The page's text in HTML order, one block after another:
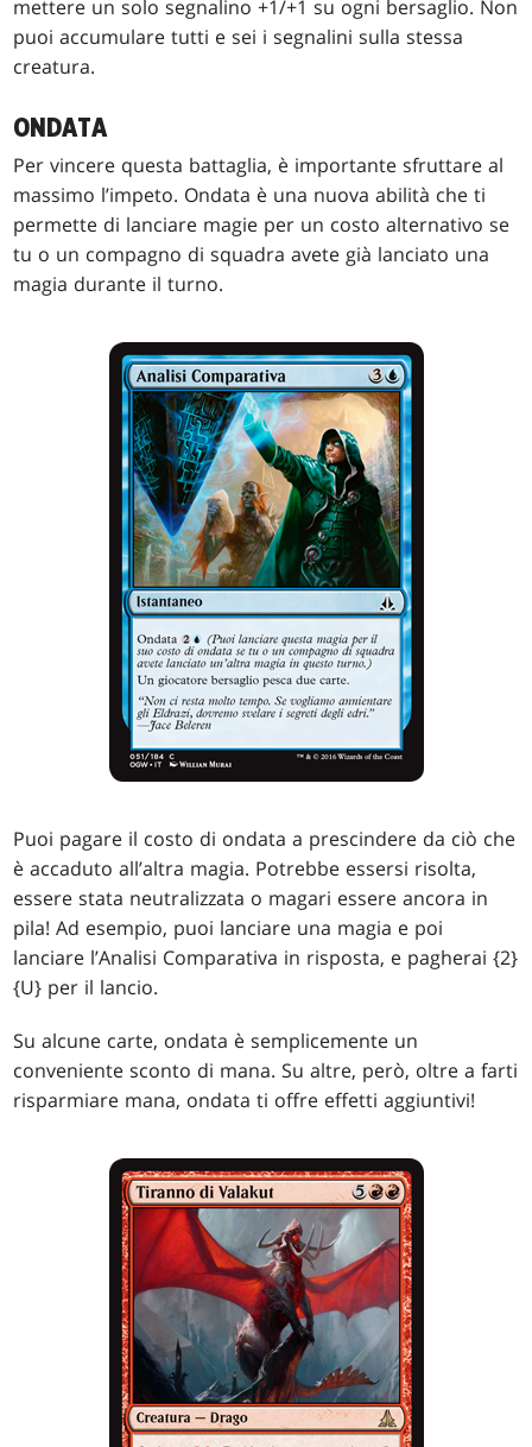
mettere un solo segnalino +1/+1 su ogni bersaglio. Non
puoi accumulare tutti e sei i segnalini sulla stessa
creatura.
ONDATA
Per vincere questa battaglia, è importante sfruttare al
massimo l’impeto. Ondata è una nuova abilità che ti
permette di lanciare magie per un costo alternativo se
tu o un compagno di squadra avete già lanciato una
magia durante il turno.
Puoi pagare il costo di ondata a prescindere da ciò che
è accaduto all’altra magia. Potrebbe essersi risolta,
essere stata neutralizzata o magari essere ancora in
pila! Ad esempio, puoi lanciare una magia e poi
lanciare l’Analisi Comparativa in risposta, e pagherai {2}
{U} per il lancio.
Su alcune carte, ondata è semplicemente un
conveniente sconto di mana. Su altre, però, oltre a farti
risparmiare mana, ondata ti offre effetti aggiuntivi!